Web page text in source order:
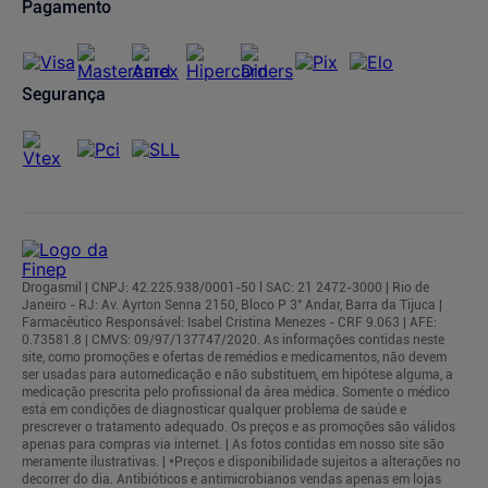
Pagamento
Segurança
Drogasmil | CNPJ: 42.225.938/0001-50 l SAC: 21 2472-3000 | Rio de
Janeiro - RJ: Av. Ayrton Senna 2150, Bloco P 3° Andar, Barra da Tijuca |
Farmacêutico Responsável: Isabel Cristina Menezes - CRF 9.063 | AFE:
0.73581.8 | CMVS: 09/97/137747/2020. As informações contidas neste
site, como promoções e ofertas de remédios e medicamentos, não devem
ser usadas para automedicação e não substituem, em hipótese alguma, a
medicação prescrita pelo profissional da área médica. Somente o médico
está em condições de diagnosticar qualquer problema de saúde e
prescrever o tratamento adequado. Os preços e as promoções são válidos
apenas para compras via internet. | As fotos contidas em nosso site são
meramente ilustrativas. | *Preços e disponibilidade sujeitos a alterações no
decorrer do dia. Antibióticos e antimicrobianos vendas apenas em lojas